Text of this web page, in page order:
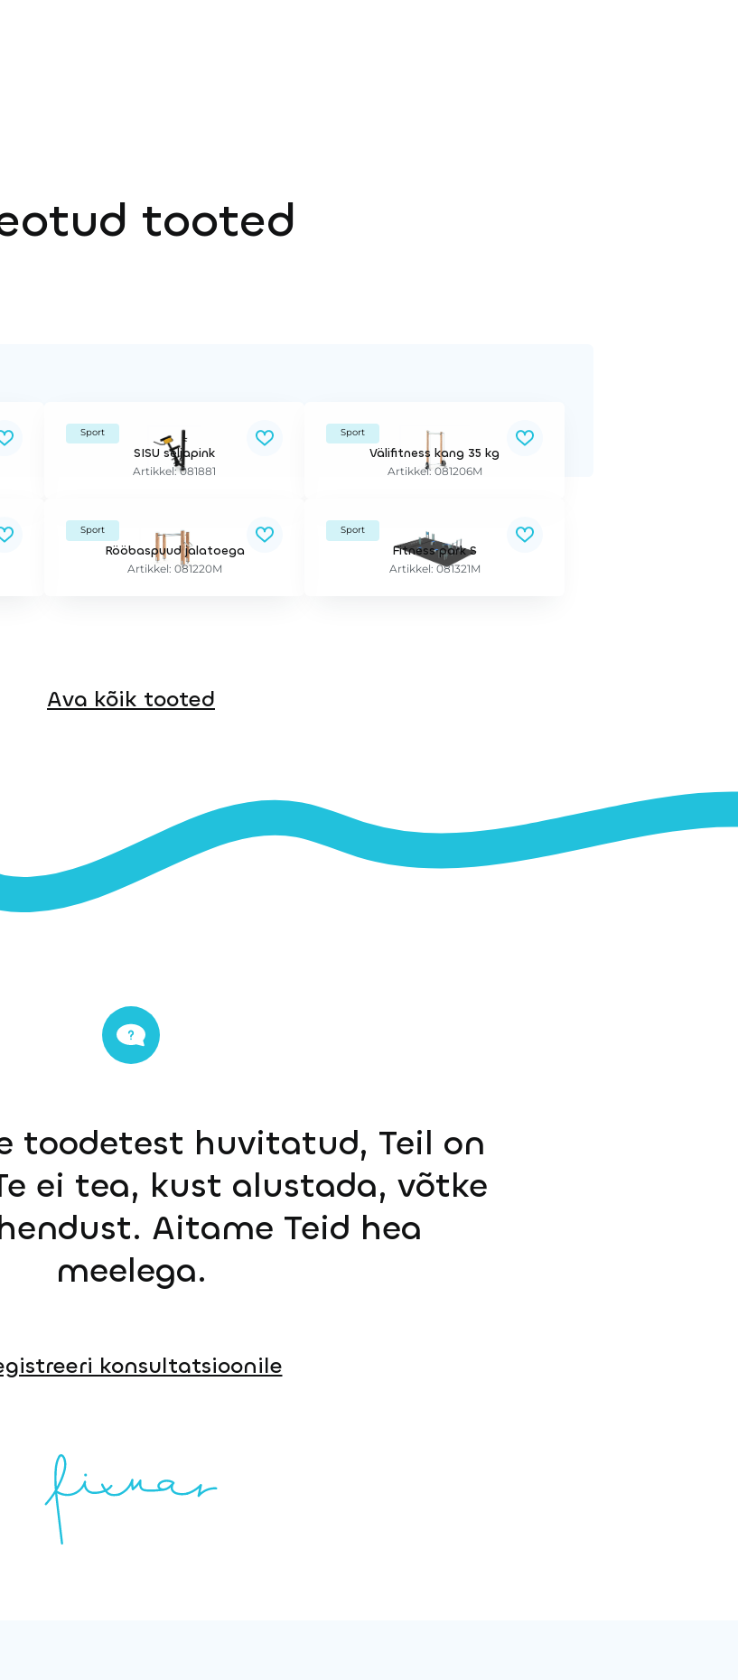
tooted
Sport
SISU seljapink
Artikkel: 081881
Sport
Välifitness kang 35 kg
Artikkel: 081206M
Sport
Rööbaspuud jalatoega
Artikkel: 081220M
Sport
Fitness park S
Artikkel: 081321M
Ava kõik tooted
toodetest huvitatud, Teil on
ei tea, kust alustada, võtke
Aitame Teid hea
meelega.
konsultatsioonile